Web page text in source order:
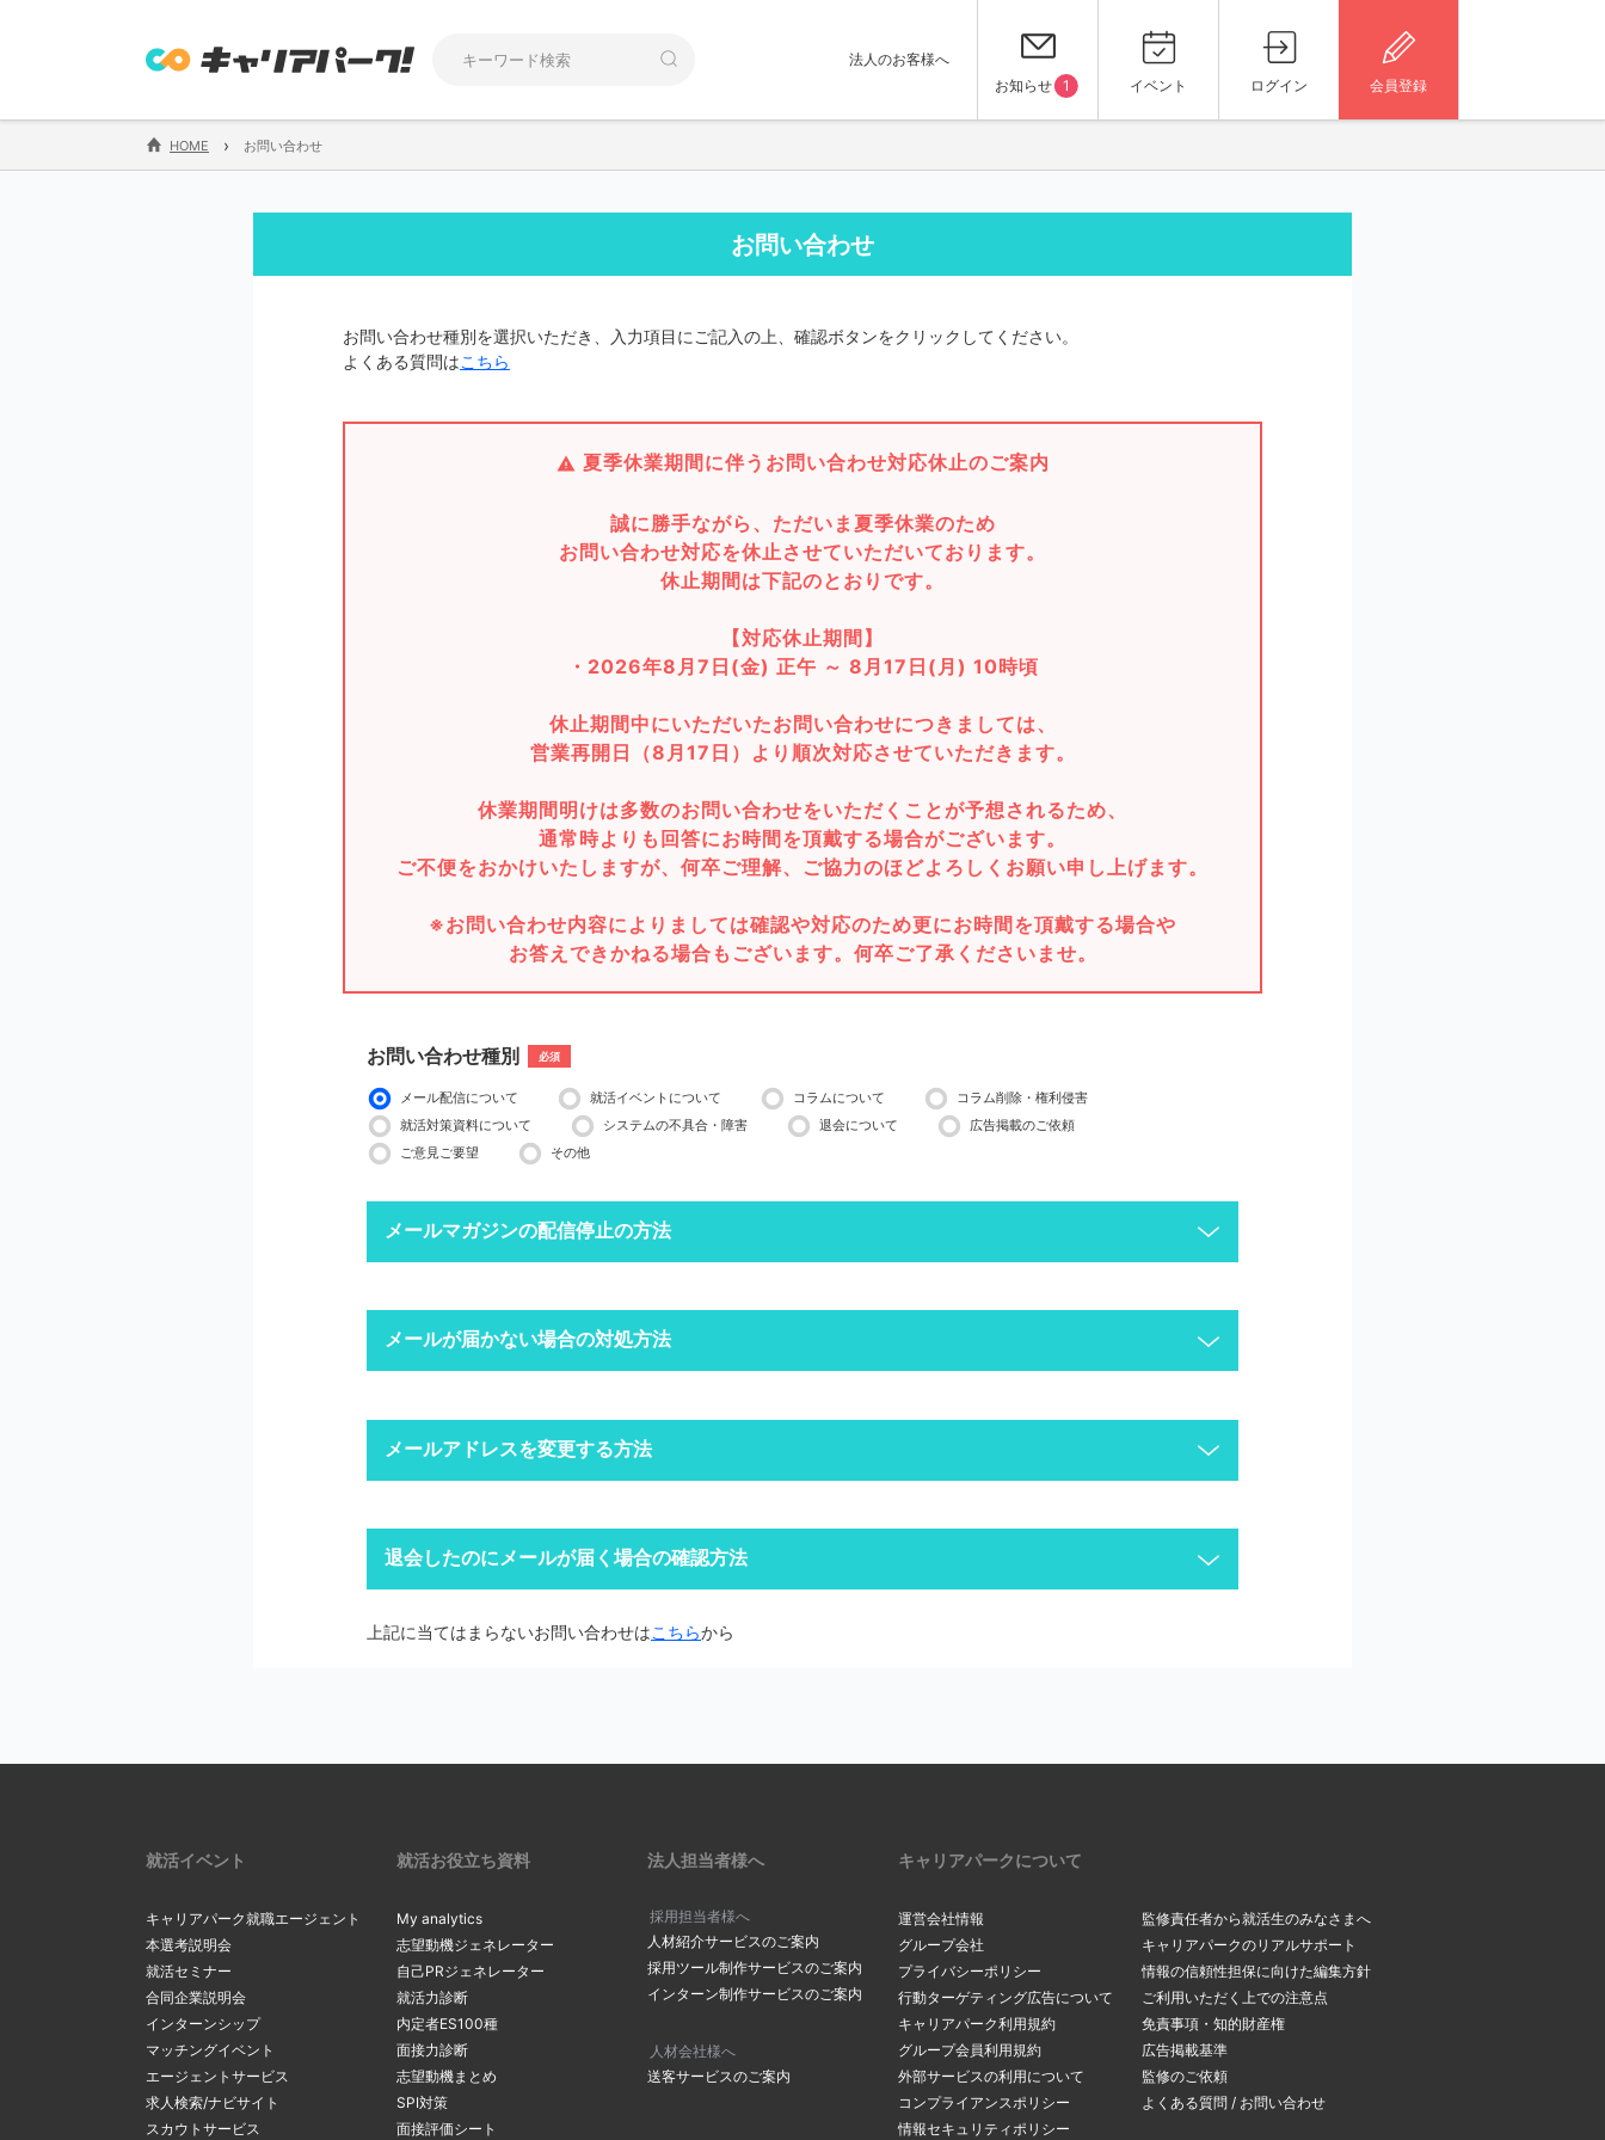
法人のお客様へ
お知らせ 1 イベント ログイン 会員登録
HOME › お問い合わせ
お問い合わせ
お問い合わせ種別を選択いただき、入力項目にご記入の上、確認ボタンをクリックしてください。
よくある質問はこちら
夏季休業期間に伴うお問い合わせ対応休止のご案内
誠に勝手ながら、ただいま夏季休業のため
お問い合わせ対応を休止させていただいております。
休止期間は下記のとおりです。
【対応休止期間】
・2026年8月7日(金) 正午 ～ 8月17日(月) 10時頃
休止期間中にいただいたお問い合わせにつきましては、
営業再開日（8月17日）より順次対応させていただきます。
休業期間明けは多数のお問い合わせをいただくことが予想されるため、
通常時よりも回答にお時間を頂戴する場合がございます。
ご不便をおかけいたしますが、何卒ご理解、ご協力のほどよろしくお願い申し上げます。
※お問い合わせ内容によりましては確認や対応のため更にお時間を頂戴する場合や
お答えできかねる場合もございます。何卒ご了承くださいませ。
お問い合わせ種別 必須
メール配信について 就活イベントについて コラムについて
コラム削除・権利侵害
就活対策資料について
システムの不具合・障害 退会について
広告掲載のご依頼
ご意見ご要望
その他
メールマガジンの配信停止の方法
配信停止までに2〜3営業日ほどかかる場合がございますのでご了承ください。
上記にて、解決しない場合はこちらからお問い合わせください
メールが届かない場合の対処方法
1
2
ドメイン指定受信の設定をされていませんか？
メールの設定画面から「@careerpark.jp」からのメールを受け取るように設定してください。
Softbankの方はこちら
内のメールを削除し空き容量の確保をお願いします。
間違ったメールアドレスご登録されていませんか？
カンマ（，）や、ドット（．）などにお間違いがございませんか？
マイページ内の「
」にて登録アドレスを確認することができます。
間違ったアドレスを入力されていた場合はマイページメニューの「
メールアドレスの変更ページ 」よりメー
ルアドレスの変更をお願いします。
メールアドレスを変更する方法
1
「ログイン」からログインをしてください。
※ID・パスワードを忘れた方はこちら
リックしてください。
現在のメールアドレスが表示されます。変更
」をクリックしてください。
「新たなメールアドレス」に、登録を希望す
るメールアドレスを入力し「メールアドレス
変更」ボタンをクリックしてください。
退会したのにメールが届く場合の確認方法
メールの配信停止手続きには、2～3日程度お時間をいただいております。
上記に当てはまらないお問い合わせはこちらから
就活イベント
キャリアパーク就職エージェント
本選考説明会
就活セミナー
合同企業説明会
インターンシップ
マッチングイベント
エージェントサービス
求人検索/ナビサイト
スカウトサービス
就活お役立ち資料
My analytics
志望動機ジェネレーター
自己PRジェネレーター
就活力診断
内定者ES100種
面接力診断
志望動機まとめ
SPI対策
面接評価シート
法人担当者様へ
採用担当者様へ
人材紹介サービスのご案内
採用ツール制作サービスのご案内
インターン制作サービスのご案内
人材会社様へ
送客サービスのご案内
キャリアパークについて
運営会社情報
グループ会社
プライバシーポリシー
行動ターゲティング広告について
キャリアパーク利用規約
グループ会員利用規約
外部サービスの利用について
コンプライアンスポリシー
情報セキュリティポリシー
監修責任者から就活生のみなさまへ
キャリアパークのリアルサポート
情報の信頼性担保に向けた編集方針
ご利用いただく上での注意点
免責事項・知的財産権
広告掲載基準
監修のご依頼
よくある質問 / お問い合わせ